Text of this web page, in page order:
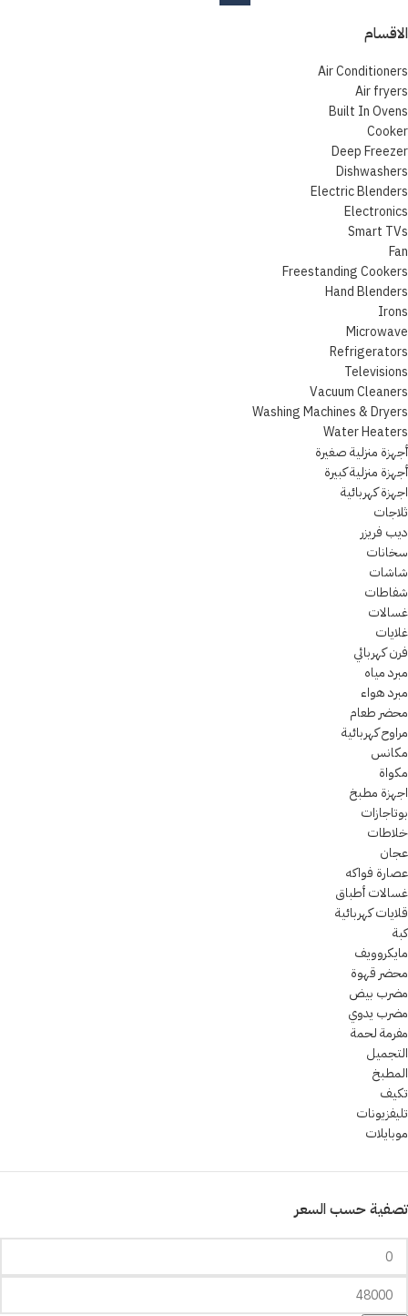
الاقسام
Air Conditioners
Air fryers
Built In Ovens
Cooker
Deep Freezer
Dishwashers
Electric Blenders
Electronics
Smart TVs
Fan
Freestanding Cookers
Hand Blenders
Irons
Microwave
Refrigerators
Televisions
Vacuum Cleaners
Washing Machines & Dryers
Water Heaters
أجهزة منزلية صغيرة
أجهزة منزلية كبيرة
اجهزة كهربائية
ثلاجات
ديب فريزر
سخانات
شاشات
شفاطات
غسالات
غلايات
فرن كهربائي
مبرد مياه
مبرد هواء
محضر طعام
مراوح كهربائية
مكانس
مكواة
اجهزة مطبخ
بوتاجازات
خلاطات
عجان
عصارة فواكه
غسالات أطباق
قلايات كهربائية
كبة
مايكروويف
محضر قهوة
مضرب بيض
مضرب يدوي
مفرمة لحمة
التجميل
المطبخ
تكيف
تليفزيونات
موبايلات
تصفية حسب السعر